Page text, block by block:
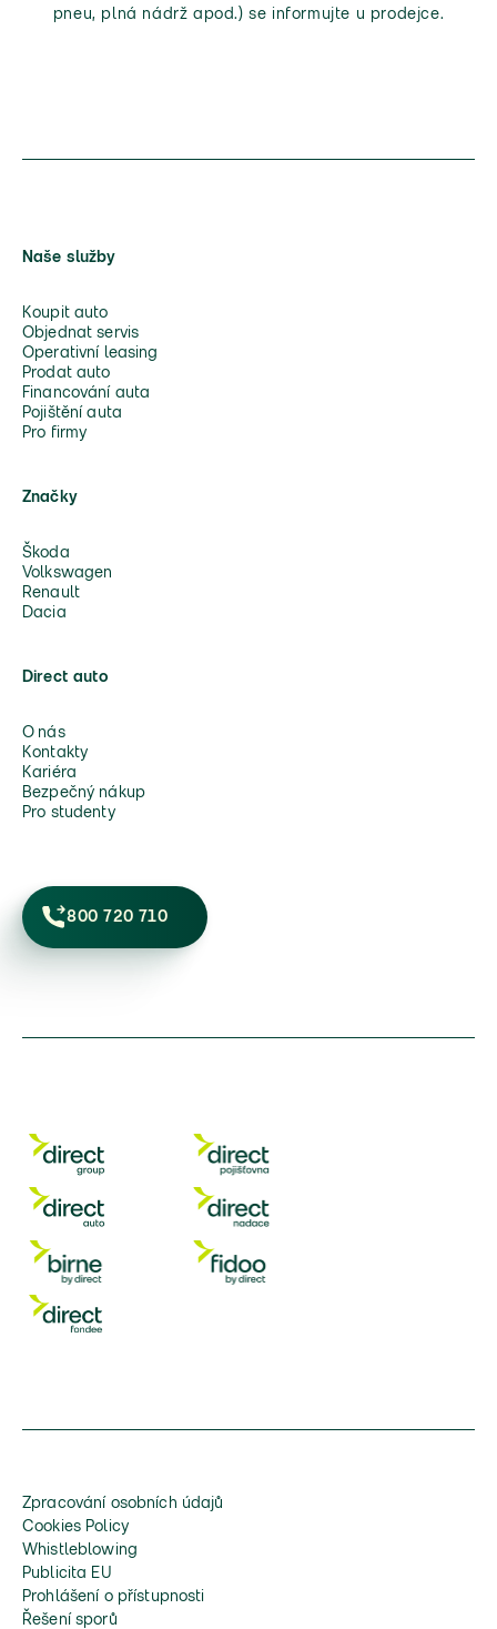
pneu, plná nádrž apod.) se informujte u prodejce.
Naše služby
Koupit auto
Objednat servis
Operativní leasing
Prodat auto
Financování auta
Pojištění auta
Pro firmy
Značky
Škoda
Volkswagen
Renault
Dacia
Direct auto
O nás
Kontakty
Kariéra
Bezpečný nákup
Pro studenty
800 720 710
Zpracování osobních údajů
Cookies Policy
Whistleblowing
Publicita EU
Prohlášení o přístupnosti
Řešení sporů